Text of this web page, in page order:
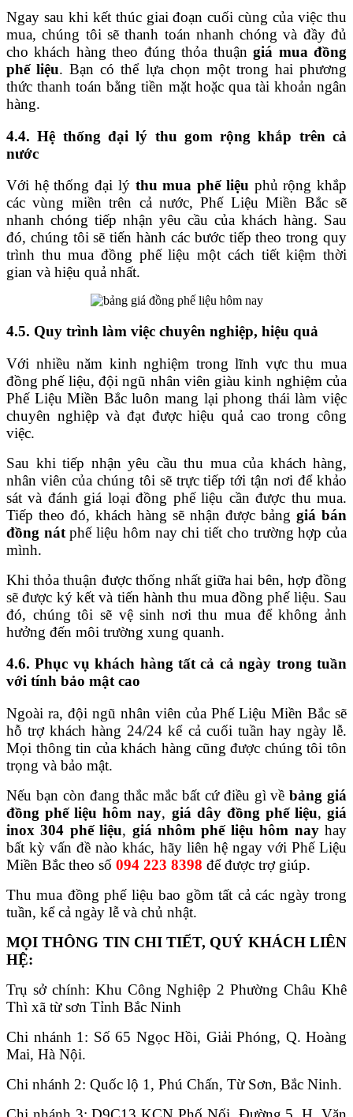
Ngay sau khi kết thúc giai đoạn cuối cùng của việc thu
mua, chúng tôi sẽ thanh toán nhanh chóng và đầy đủ
cho khách hàng theo đúng thỏa thuậngiá mua đồng
phế liệu. Bạn có thể lựa chọn một trong hai phương
thức thanh toán bằng tiền mặt hoặc qua tài khoản ngân
hàng.
4.4. Hệ thống đại lý thu gom rộng khắp trên cả
nước
Với hệ thống đại lý thu mua phế liệu phủ rộng khắp
các vùng miền trên cả nước, Phế Liệu Miền Bắc sẽ
nhanh chóng tiếp nhận yêu cầu của khách hàng. Sau
đó, chúng tôi sẽ tiến hành các bước tiếp theo trong quy
trình thu mua đồng phế liệu một cách tiết kiệm thời
gian và hiệu quả nhất.
4.5. Quy trình làm việc chuyên nghiệp, hiệu quả
Với nhiều năm kinh nghiệm trong lĩnh vực thu mua
đồng phế liệu, đội ngũ nhân viên giàu kinh nghiệm của
Phế Liệu Miền Bắc luôn mang lại phong thái làm việc
chuyên nghiệp và đạt được hiệu quả cao trong công
việc.
Sau khi tiếp nhận yêu cầu thu mua của khách hàng,
nhân viên của chúng tôi sẽ trực tiếp tới tận nơi để khảo
sát và đánh giá loại đồng phế liệu cần được thu mua.
Tiếp theo đó, khách hàng sẽ nhận được bảng giá bán
đồng nátphế liệu hôm nay chi tiết cho trường hợp của
mình.
Khi thỏa thuận được thống nhất giữa hai bên, hợp đồng
sẽ được ký kết và tiến hành thu mua đồng phế liệu. Sau
đó, chúng tôi sẽ vệ sinh nơi thu mua để không ảnh
hưởng đến môi trường xung quanh.
4.6. Phục vụ khách hàng tất cả cả ngày trong tuần
với tính bảo mật cao
Ngoài ra, đội ngũ nhân viên của Phế Liệu Miền Bắc sẽ
hỗ trợ khách hàng 24/24 kể cả cuối tuần hay ngày lễ.
Mọi thông tin của khách hàng cũng được chúng tôi tôn
trọng và bảo mật.
Nếu bạn còn đang thắc mắc bất cứ điều gì vềbảng giá
đồng phế liệu hôm nay, giá dây đồng phế liệu,giá
inox 304 phế liệu, giá nhôm phế liệu hôm nayhay
bất kỳ vấn đề nào khác, hãy liên hệ ngay với Phế Liệu
Miền Bắc theo số 094 223 8398 để được trợ giúp.
Thu mua đồng phế liệu bao gồm tất cả các ngày trong
tuần, kể cả ngày lễ và chủ nhật.
MỌI THÔNG TIN CHI TIẾT, QUÝ KHÁCH LIÊN
HỆ:
Trụ sở chính: Khu Công Nghiệp 2 Phường Châu Khê
Thì xã từ sơn Tỉnh Bắc Ninh
Chi nhánh 1: Số 65 Ngọc Hồi, Giải Phóng, Q. Hoàng
Mai, Hà Nội.
Chi nhánh 2: Quốc lộ 1, Phú Chấn, Từ Sơn, Bắc Ninh.